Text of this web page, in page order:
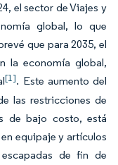
el sector de Viajes y
global, lo que
que para 2035, el
la economía global,
[1]. Este aumento del
las restricciones de
de bajo costo, está
equipaje y artículos
de fin de